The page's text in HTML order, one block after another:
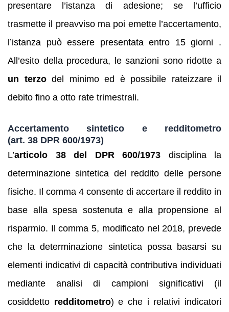
presentare l’istanza di adesione; se l’ufficio
trasmette il preavviso ma poi emette l’accertamento,
l’istanza può essere presentata entro 15 giorni .
All’esito della procedura, le sanzioni sono ridotte a
un terzodel minimo ed è possibile rateizzare il
debito fino a otto rate trimestrali.
Accertamento sintetico e redditometro
(art. 38 DPR 600/1973)
L’articolo 38 del DPR 600/1973 disciplina la
determinazione sintetica del reddito delle persone
fisiche. Il comma 4 consente di accertare il reddito in
base alla spesa sostenuta e alla propensione al
risparmio. Il comma 5, modificato nel 2018, prevede
che la determinazione sintetica possa basarsi su
elementi indicativi di capacità contributiva individuati
mediante analisi di campioni significativi (il
cosiddetto redditometro) e che i relativi indicatori